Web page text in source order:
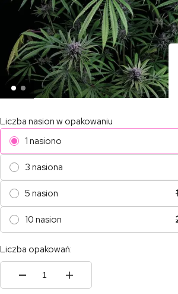
Liczba nasion w opakowaniu
1 nasiono
3 nasiona
5 nasion
10 nasion
Liczba opakowań:
ilość